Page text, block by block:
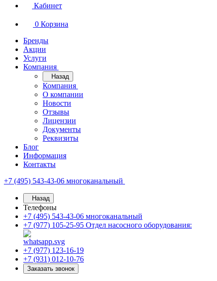
Кабинет
0 Корзина
Бренды
Акции
Услуги
Компания
Назад
Компания
О компании
Новости
Отзывы
Лицензии
Документы
Реквизиты
Блог
Информация
Контакты
+7 (495) 543-43-06 многоканальный
Назад
Телефоны
+7 (495) 543-43-06 многоканальный
+7 (977) 105-25-95 Отдел насосного оборудования:
+7 (977) 123-16-19
+7 (931) 012-10-76
Заказать звонок